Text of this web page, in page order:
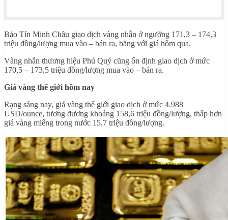
Bảo Tín Minh Châu giao dịch vàng nhẫn ở ngưỡng 171,3 – 174,3
triệu đồng/lượng mua vào – bán ra, bằng với giá hôm qua.
Vàng nhẫn thương hiệu Phú Quý cũng ổn định giao dịch ở mức
170,5 – 173,5 triệu đồng/lượng mua vào – bán ra.
Giá vàng thế giới hôm nay
Rạng sáng nay, giá vàng thế giới giao dịch ở mức 4.988
USD/ounce, tương đương khoảng 158,6 triệu đồng/lượng, thấp hơn
giá vàng miếng trong nước 15,7 triệu đồng/lượng.